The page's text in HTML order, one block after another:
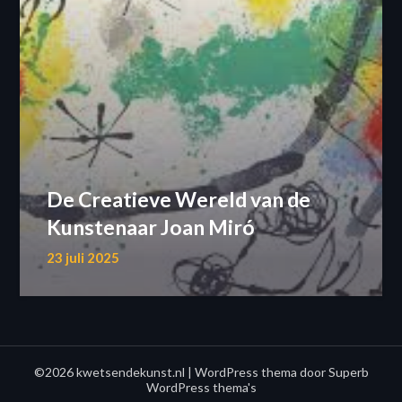
De Creatieve Wereld van de
Kunstenaar Joan Miró
23 juli 2025
©2026 kwetsendekunst.nl | WordPress thema doorSuperb
WordPress thema's